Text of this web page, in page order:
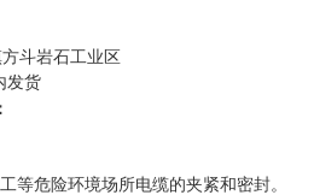
斗岩石工业区
发货
等危险环境场所电缆的夹紧和密封。